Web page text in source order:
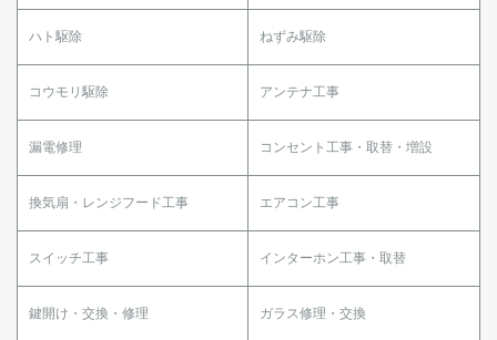
ハト駆除 ねずみ駆除
コウモリ駆除 アンテナ工事
漏電修理 コンセント工事・取替・増設
換気扇・レンジフード工事 エアコン工事
スイッチ工事 インターホン工事・取替
鍵開け・交換・修理 ガラス修理・交換